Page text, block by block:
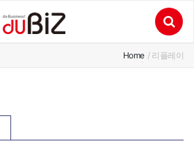
Home / 리플레이